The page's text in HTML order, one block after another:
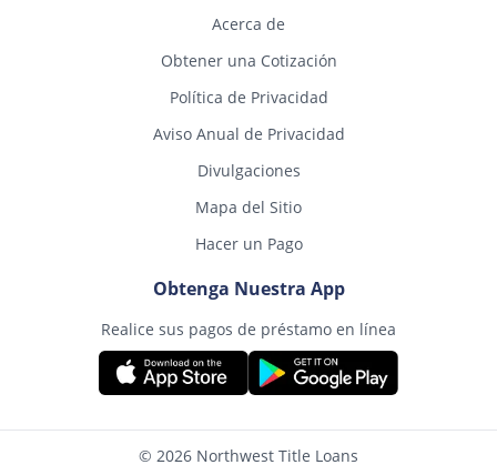
Acerca de
Obtener una Cotización
Política de Privacidad
Aviso Anual de Privacidad
Divulgaciones
Mapa del Sitio
Hacer un Pago
Obtenga Nuestra App
Realice sus pagos de préstamo en línea
© 2026 Northwest Title Loans